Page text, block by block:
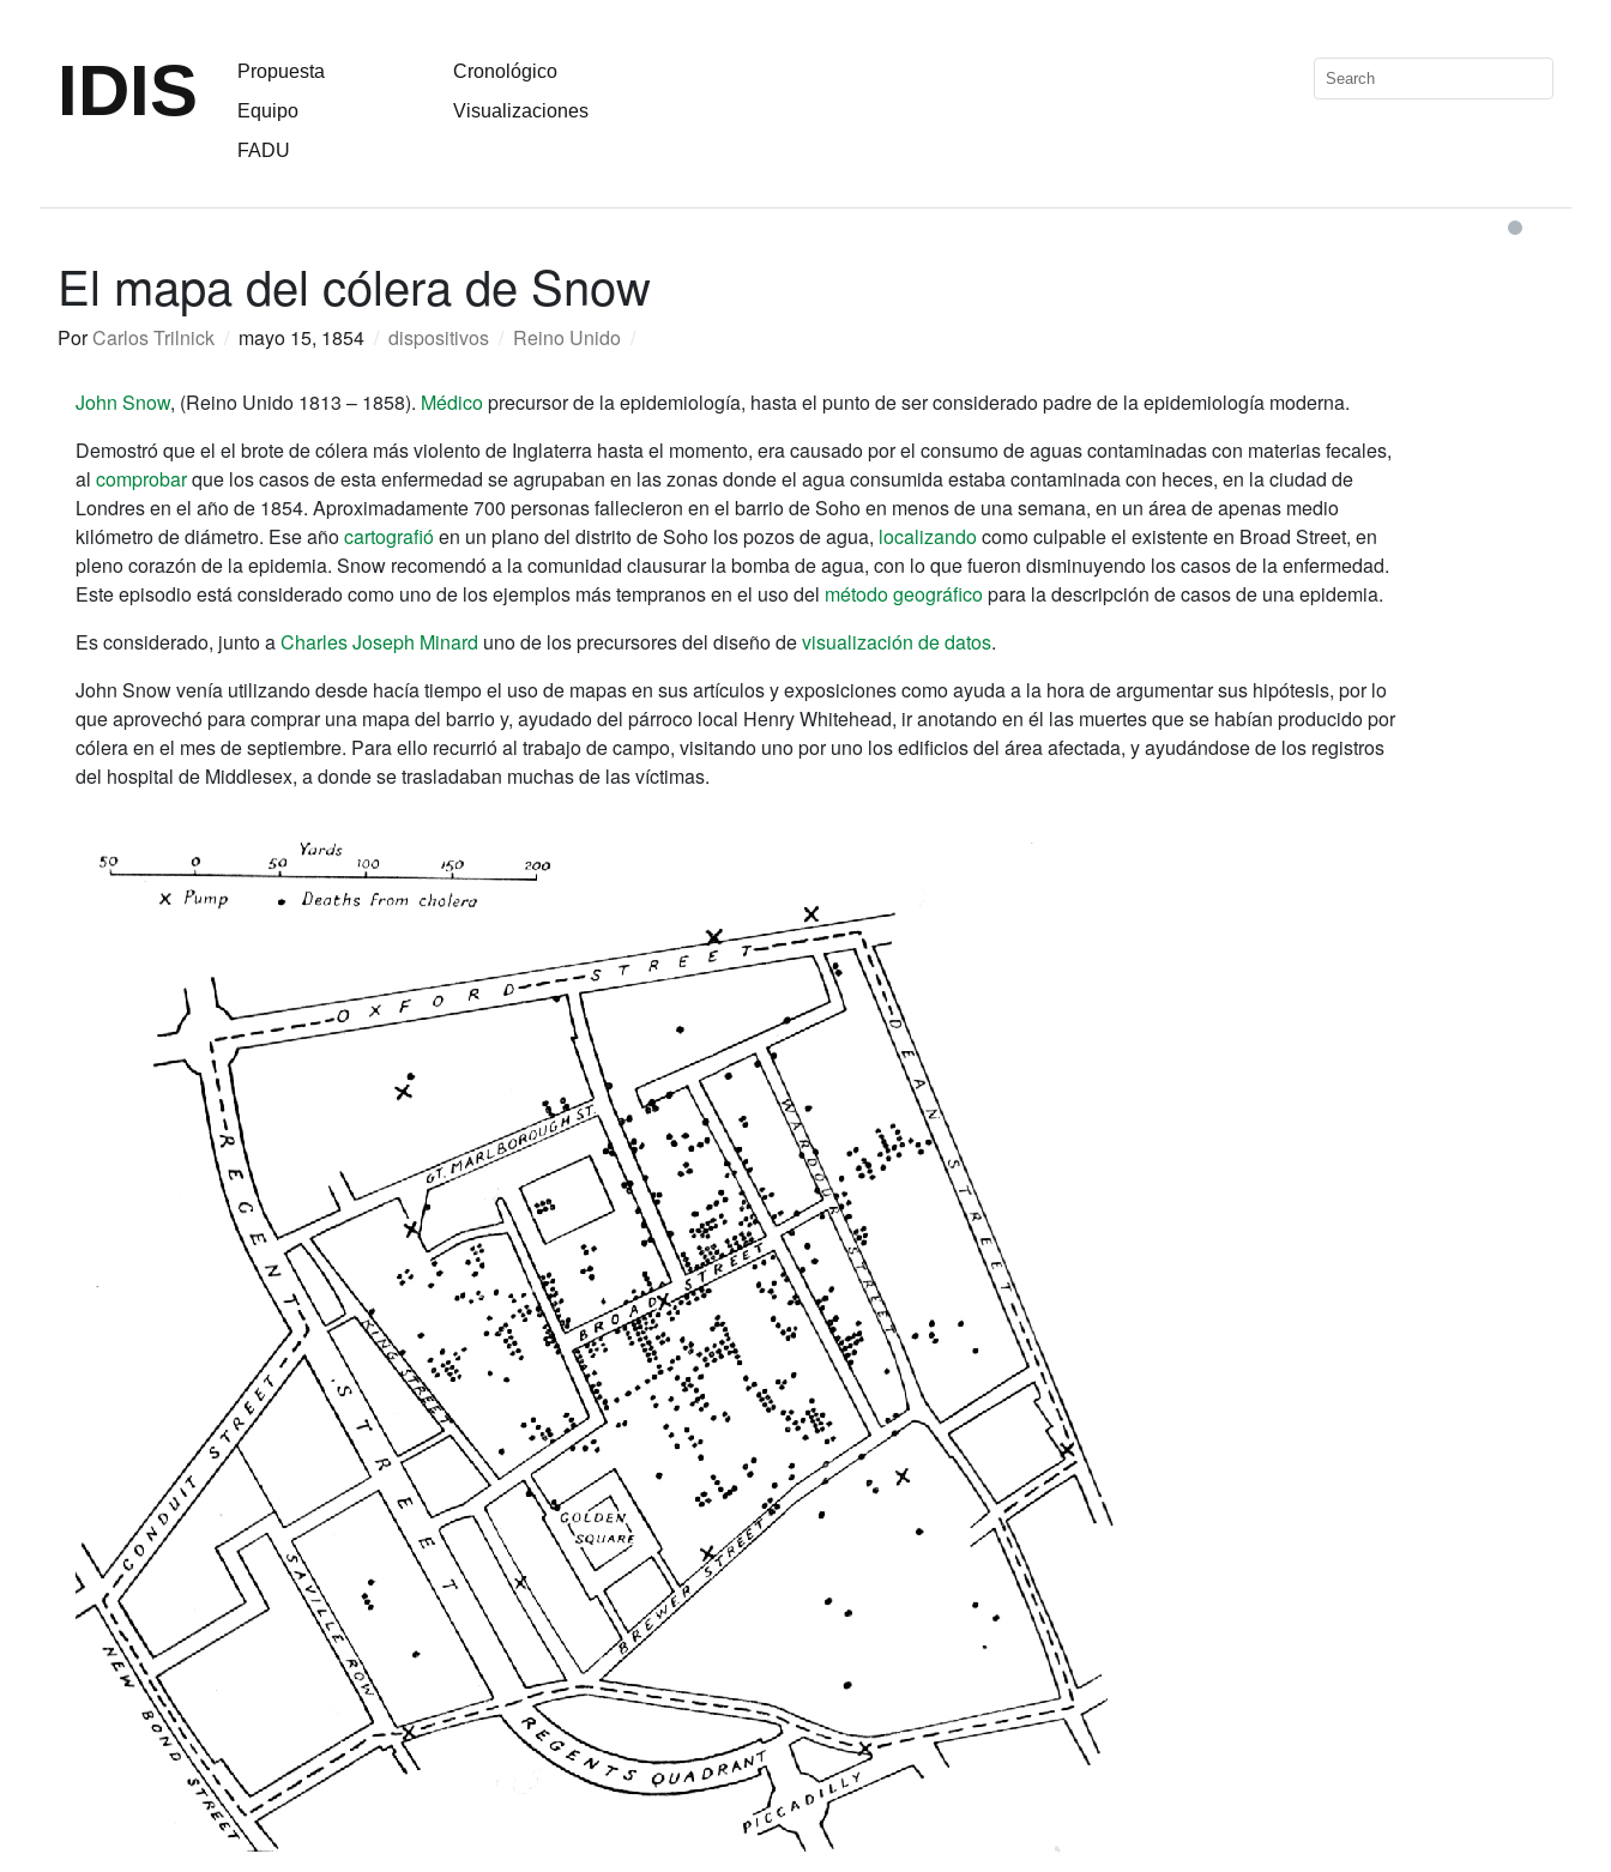
IDIS
Propuesta
Equipo
FADU
Cronológico
Visualizaciones
El mapa del cólera de Snow
PorCarlos Trilnick / mayo 15, 1854 / dispositivos / Reino Unido /
John Snow, (Reino Unido 1813 – 1858). Médicoprecursor de la epidemiología, hasta el punto de ser considerado padre de la epidemiología moderna.
Demostró que el el brote de cólera más violento de Inglaterra hasta el momento, era causado por el consumo de aguas contaminadas con materias fecales,
al comprobarque los casos de esta enfermedad se agrupaban en las zonas donde el agua consumida estaba contaminada con heces, en la ciudad de
Londres en el año de 1854. Aproximadamente 700 personas fallecieron en el barrio de Soho en menos de una semana, en un área de apenas medio
kilómetro de diámetro. Ese añocartografióen un plano del distrito de Soho los pozos de agua, localizandocomo culpable el existente en Broad Street, en
pleno corazón de la epidemia. Snow recomendó a la comunidad clausurar la bomba de agua, con lo que fueron disminuyendo los casos de la enfermedad.
Este episodio está considerado como uno de los ejemplos más tempranos en el uso del método geográficopara la descripción de casos de una epidemia.
Es considerado, junto aCharles Joseph Minard uno de los precursores del diseño devisualización de datos.
John Snow venía utilizando desde hacía tiempo el uso de mapas en sus artículos y exposiciones como ayuda a la hora de argumentar sus hipótesis, por lo
que aprovechó para comprar una mapa del barrio y, ayudado del párroco local Henry Whitehead, ir anotando en él las muertes que se habían producido por
cólera en el mes de septiembre. Para ello recurrió al trabajo de campo, visitando uno por uno los edificios del área afectada, y ayudándose de los registros
del hospital de Middlesex, a donde se trasladaban muchas de las víctimas.